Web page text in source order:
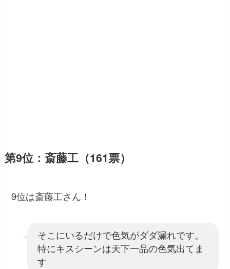
第9位：斎藤工（161票）
9位は斎藤工さん！
そこにいるだけで色気がダダ漏れです。
特にキスシーンは天下一品の色気出てま
す